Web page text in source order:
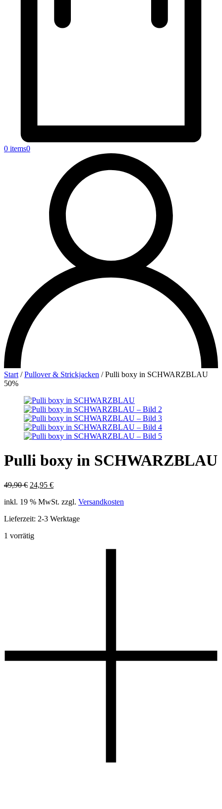
0 items0
Start /Pullover & Strickjacken /Pulli boxy in SCHWARZBLAU
50%
Pulli boxy in SCHWARZBLAU
49,90€ Ursprünglicher
war:
24,95 €Aktueller
ist:
inkl. 19 % MwSt. zzgl. Versandkosten
Lieferzeit: 2-3 Werktage
1 vorrätig